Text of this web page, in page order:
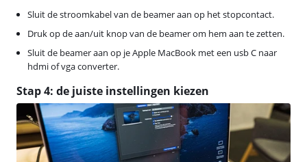
Sluit de stroomkabel van de beamer aan op het stopcontact.
Druk op de aan/uit knop van de beamer om hem aan te zetten.
Sluit de beamer aan op je Apple MacBook met een usb C naar
hdmi of vga converter.
Stap 4: de juiste instellingen kiezen